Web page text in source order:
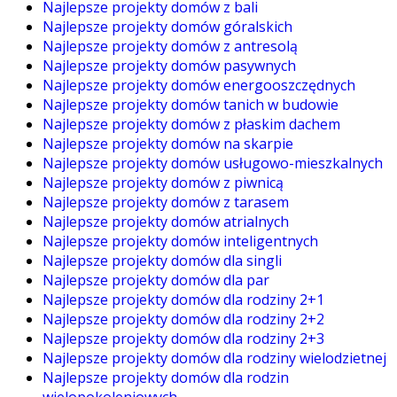
Najlepsze projekty domów z bali
Najlepsze projekty domów góralskich
Najlepsze projekty domów z antresolą
Najlepsze projekty domów pasywnych
Najlepsze projekty domów energooszczędnych
Najlepsze projekty domów tanich w budowie
Najlepsze projekty domów z płaskim dachem
Najlepsze projekty domów na skarpie
Najlepsze projekty domów usługowo-mieszkalnych
Najlepsze projekty domów z piwnicą
Najlepsze projekty domów z tarasem
Najlepsze projekty domów atrialnych
Najlepsze projekty domów inteligentnych
Najlepsze projekty domów dla singli
Najlepsze projekty domów dla par
Najlepsze projekty domów dla rodziny 2+1
Najlepsze projekty domów dla rodziny 2+2
Najlepsze projekty domów dla rodziny 2+3
Najlepsze projekty domów dla rodziny wielodzietnej
Najlepsze projekty domów dla rodzin